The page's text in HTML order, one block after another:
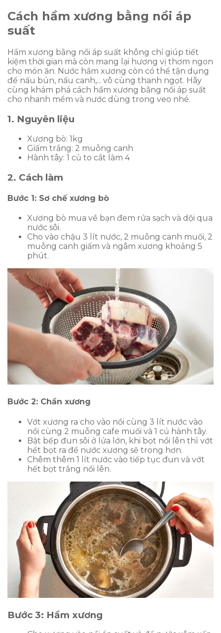
Cách hầm xương bằng nồi áp
suất
Hầm xương bằng nồi áp suất không chỉ giúp tiết
kiệm thời gian mà còn mang lại hương vị thơm ngon
cho món ăn. Nước hầm xương còn có thể tận dụng
để nấu bún, nấu canh,... vô cùng thanh ngọt. Hãy
cùng khám phá cách hầm xương bằng nồi áp suất
cho nhanh mềm và nước dùng trong veo nhé.
1. Nguyên liệu
Xương bò: 1kg
Giấm trắng: 2 muỗng canh
Hành tây: 1 củ to cắt làm 4
2. Cách làm
Bước 1: Sơ chế xương bò
Xương bò mua về bạn đem rửa sạch và dội qua
nước sôi.
Cho vào chậu 3 lít nước, 2 muỗng canh muối, 2
muỗng canh giấm và ngâm xương khoảng 5
phút.
Bước 2: Chần xương
Vớt xương ra cho vào nồi cùng 3 lít nước vào
nồi cùng 2 muỗng cafe muối và 1 củ hành tây.
Bật bếp đun sôi ở lửa lớn, khi bọt nổi lên thì vớt
hết bọt ra để nước xương sẽ trong hơn.
Chêm thêm 1 lít nước vào tiếp tục đun và vớt
hết bọt trắng nổi lên.
Bước 3: Hầm xương